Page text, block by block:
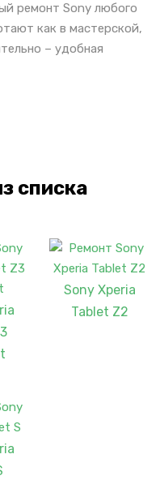
ремонт Sony любого
как в мастерской,
– удобная
списка
Sony Xperia
Tablet Z2